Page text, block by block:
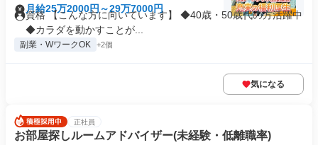
月給25万2000円～29万7000円
資格 【こんな方に向いています】 ◆40歳・50歳代の方活躍中
◆カラダを動かすことが...
副業・WワークOK +2個
気になる
正社員
お部屋探しルームアドバイザー(未経験・低離職率)